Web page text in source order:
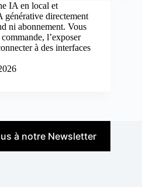
IA en local et
générative directement
ni abonnement. Vous
l’exposer
à des interfaces
à notre Newsletter